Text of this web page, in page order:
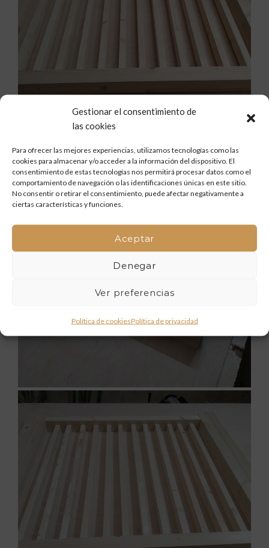
Gestionar el consentimiento de
las cookies
Para ofrecer las mejores experiencias, utilizamos tecnologías como las
cookies para almacenar y/o acceder a la información del dispositivo. El
consentimiento de estas tecnologías nos permitirá procesar datos como el
comportamiento de navegación o las identificaciones únicas en este sitio.
No consentir o retirar el consentimiento, puede afectar negativamente a
ciertas características y funciones.
Aceptar
Denegar
Ver preferencias
Política de cookiesPolítica de privacidad